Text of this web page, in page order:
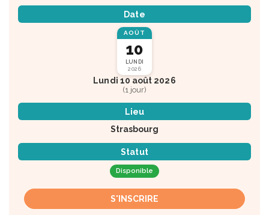
Date
AOÛT
10
LUNDI
2026
Lundi 10 août 2026
(1 jour)
Lieu
Strasbourg
Statut
Disponible
S'INSCRIRE